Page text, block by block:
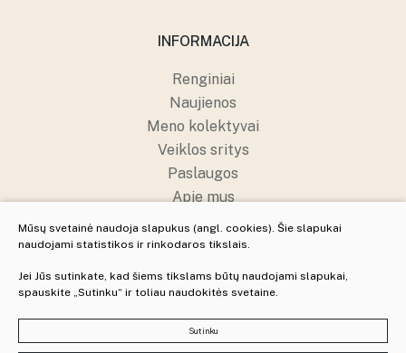
INFORMACIJA
Renginiai
Naujienos
Meno kolektyvai
Veiklos sritys
Paslaugos
Apie mus
Struktūra ir kontaktai
Pranešėjų apsauga
Slapukų parinktys
Mūsų svetainė naudoja slapukus (angl. cookies). Šie slapukai
naudojami statistikos ir rinkodaros tikslais.
Jei Jūs sutinkate, kad šiems tikslams būtų naudojami slapukai,
spauskite „Sutinku“ ir toliau naudokitės svetaine.
Sutinku